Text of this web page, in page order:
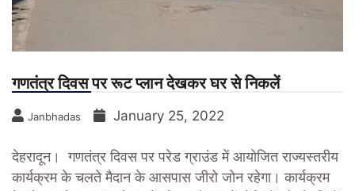
गणतंत्र दिवस पर रूट प्लान देखकर घर से निकलें
Janbhadas January 25, 2022
देहरादून। गणतंत्र दिवस पर परेड ग्राउंड में आयोजित राज्यस्तरीय
कार्यक्रम के चलते मैदान के आसपास जीरो जोन रहेगा। कार्यक्रम